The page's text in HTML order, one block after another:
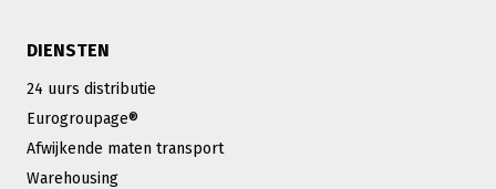
DIENSTEN
24 uurs distributie
Eurogroupage®
Afwijkende maten transport
Warehousing